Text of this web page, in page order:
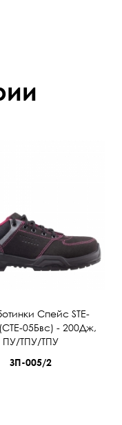
Спейс STE-
05Бвс) - 200Дж,
ПУ/ТПУ/ТПУ
ЗП-005/2